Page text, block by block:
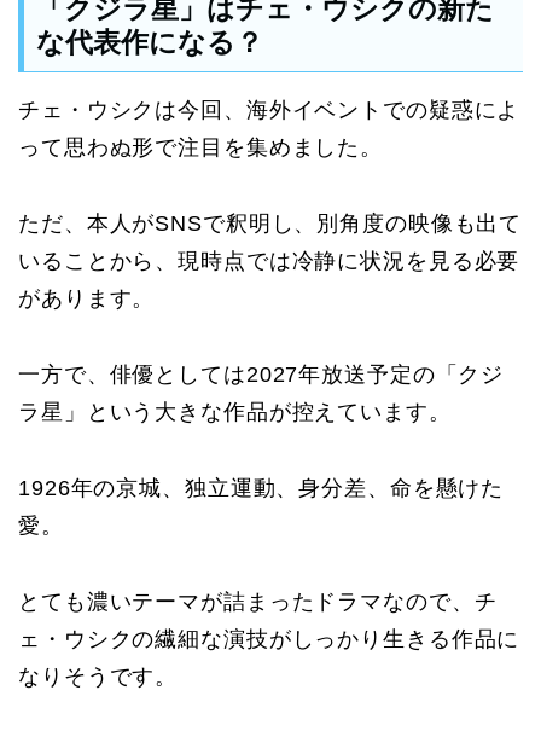
「クジラ星」はチェ・ウシクの新た
な代表作になる？
チェ・ウシクは今回、海外イベントでの疑惑によ
って思わぬ形で注目を集めました。
ただ、本人がSNSで釈明し、別角度の映像も出て
いることから、現時点では冷静に状況を見る必要
があります。
一方で、俳優としては2027年放送予定の「クジ
ラ星」という大きな作品が控えています。
1926年の京城、独立運動、身分差、命を懸けた
愛。
とても濃いテーマが詰まったドラマなので、チ
ェ・ウシクの繊細な演技がしっかり生きる作品に
なりそうです。